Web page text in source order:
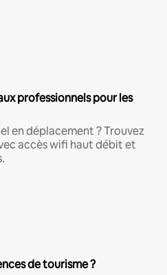
professionnels pour les
en déplacement ? Trouvez
accès wifi haut débit et
de tourisme ?